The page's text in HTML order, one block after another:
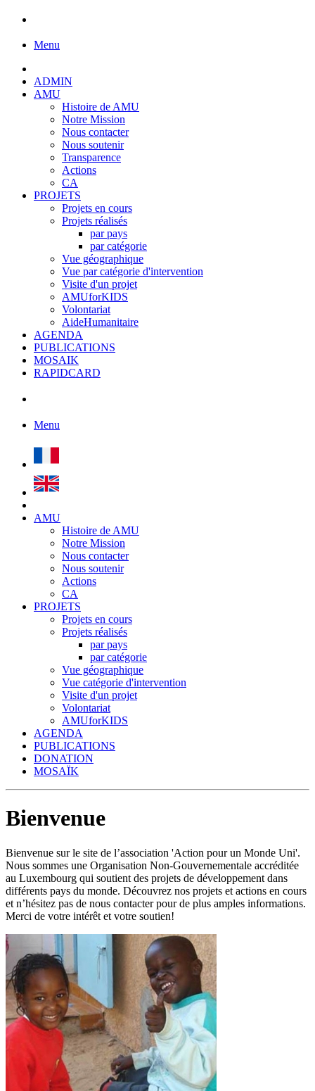
Menu
ADMIN
AMU
Histoire de AMU
Notre Mission
Nous contacter
Nous soutenir
Transparence
Actions
CA
PROJETS
Projets en cours
Projets réalisés
par pays
par catégorie
Vue géographique
Vue par catégorie d'intervention
Visite d'un projet
AMUforKIDS
Volontariat
AideHumanitaire
AGENDA
PUBLICATIONS
MOSAIK
RAPIDCARD
Menu
AMU
Histoire de AMU
Notre Mission
Nous contacter
Nous soutenir
Actions
CA
PROJETS
Projets en cours
Projets réalisés
par pays
par catégorie
Vue géographique
Vue catégorie d'intervention
Visite d'un projet
Volontariat
AMUforKIDS
AGENDA
PUBLICATIONS
DONATION
MOSAÏK
Bienvenue
Bienvenue sur le site de l’association 'Action pour un Monde Uni'.
Nous sommes une Organisation Non-Gouvernementale accréditée
au Luxembourg qui soutient des projets de développement dans
différents pays du monde. Découvrez nos projets et actions en cours
et n’hésitez pas de nous contacter pour de plus amples informations.
Merci de votre intérêt et votre soutien!